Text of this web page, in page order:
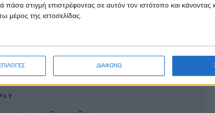
στιγμή επιστρέφοντας σε αυτόν τον ιστότοπο και κάνοντας
μέρος της ιστοσελίδας.
ΔΙΑΦΩΝΩ
ΨΑΧΝΩΝ !